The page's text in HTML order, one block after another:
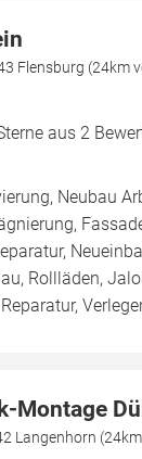
Flensburg (24km
aus 2
Neubau
Rollläden,
Montage
Langenhorn